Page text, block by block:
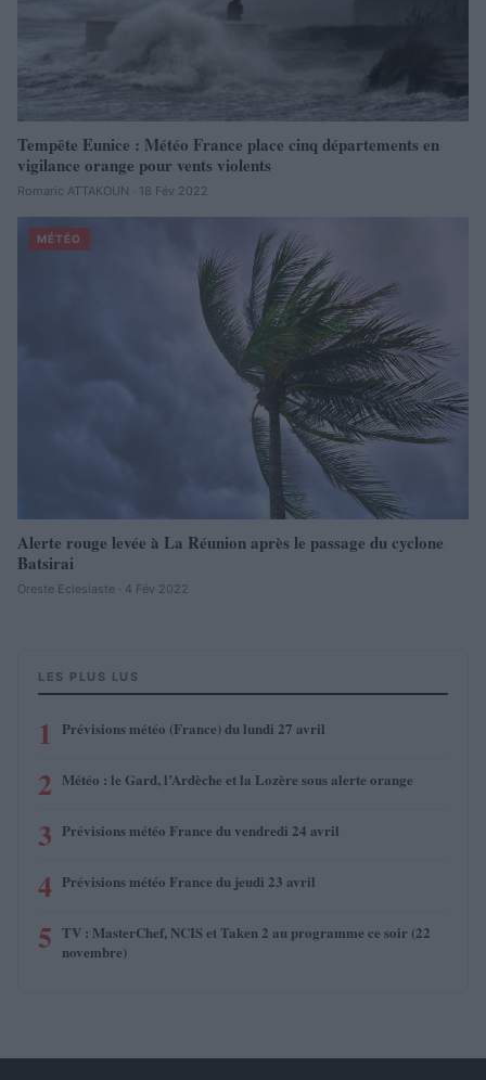
Tempête Eunice : Météo France place cinq départements en
vigilance orange pour vents violents
Romaric ATTAKOUN · 18 Fév 2022
MÉTÉO
Alerte rouge levée à La Réunion après le passage du cyclone
Batsirai
Oreste Eclesiaste · 4 Fév 2022
LES PLUS LUS
1 Prévisions météo (France) du lundi 27 avril
2 Météo : le Gard, l’Ardèche et la Lozère sous alerte orange
3 Prévisions météo France du vendredi 24 avril
4 Prévisions météo France du jeudi 23 avril
5 TV : MasterChef, NCIS et Taken 2 au programme ce soir (22
novembre)